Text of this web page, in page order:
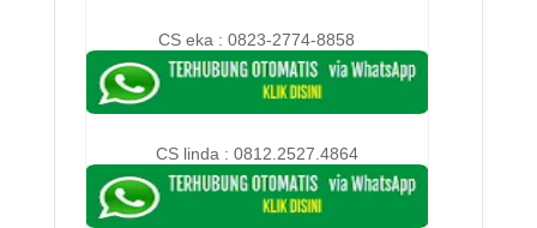
CS eka : 0823-2774-8858
CS linda : 0812.2527.4864